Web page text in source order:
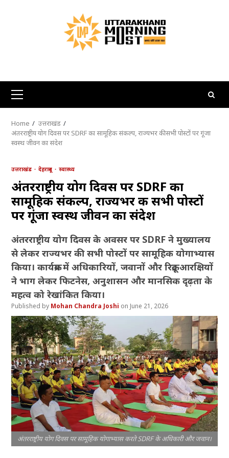
Primary
Menu
Home
उत्तराखंड
अंतरराष्ट्रीय योग दिवस पर SDRF का सामूहिक संकल्प, राज्यभर की सभी पोस्टों पर गूंजा
स्वस्थ जीवन का संदेश
उत्तराखंड देहरादून स्वास्थ्य
अंतरराष्ट्रीय योग दिवस पर SDRF का
सामूहिक संकल्प, राज्यभर की सभी पोस्टों
पर गूंजा स्वस्थ जीवन का संदेश
अंतरराष्ट्रीय योग दिवस के अवसर पर SDRF ने मुख्यालय
से लेकर राज्यभर की सभी पोस्टों पर सामूहिक योगाभ्यास
किया। कार्यक्रम में अधिकारियों, जवानों और रिक्रूट आरक्षियों
ने भाग लेकर फिटनेस, अनुशासन और मानसिक दृढ़ता के
महत्व को रेखांकित किया।
Mohan Chandra Joshi June 21, 2026
अंतरराष्ट्रीय योग दिवस पर सामूहिक योगाभ्यास करते SDRF के अधिकारी और जवान।